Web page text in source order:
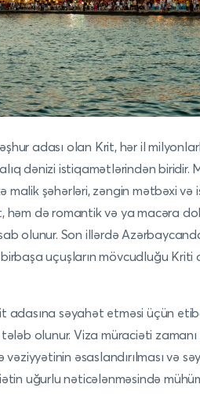
adası olan Krit, hər il
dənizi istiqamətlərindən biridir.
malik şəhərləri, zəngin mətbəxi və
həm də romantik və ya macəra
olunur. Son illərdə
uçuşların mövcudluğu Kriti
adasına səyahət etməsi üçün
olunur. Viza müraciəti
vəziyyətinin əsaslandırılması və
uğurlu nəticələnməsində